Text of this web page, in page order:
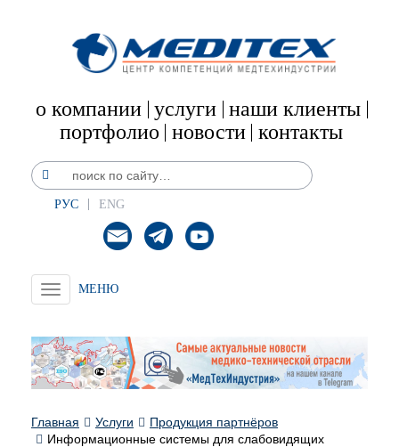
о компании услуги наши клиенты
портфолио новости контакты
РУС ENG
Toggle
navigation
Главная Услуги
Продукция партнёров
Информационные системы для слабовидящих